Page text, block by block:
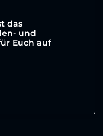
das
und
Euch auf